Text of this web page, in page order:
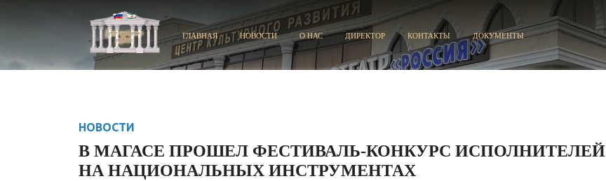
ГЛАВНАЯ НОВОСТИ О НАС ДИРЕКТОР КОНТАКТЫ ДОКУМЕНТЫ
НОВОСТИ
В МАГАСЕ ПРОШЕЛ ФЕСТИВАЛЬ-КОНКУРС ИСПОЛНИТЕЛЕЙ
НА НАЦИОНАЛЬНЫХ ИНСТРУМЕНТАХ